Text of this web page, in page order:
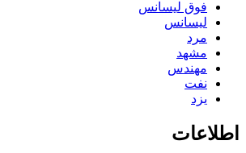
فوق لیسانس
لیسانس
مرد
مشهد
مهندس
نفت
یزد
اطلاعات